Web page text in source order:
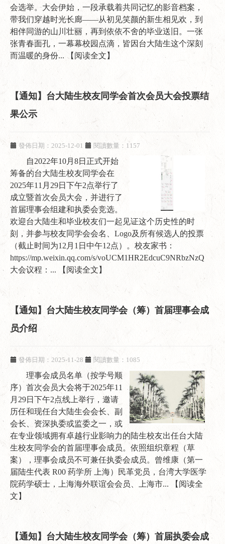
会选举。大会伊始，一段承载着共同记忆的影音档案，
带我们穿越时光长廊——从初见笑颜的新生相见欢，到
相伴同游的山川壮丽，再到依依不舍的毕业送旧。一张
张青春面孔，一幕幕校园点滴，皆因台大陆生这个深刻
而温暖的身份... 【阅读全文】
【通知】台大陆生校友同学会首次会员大会投票结
果公示
發佈日期：2025-12-01 閱讀數量：1157
自2022年10月8日正式开始
筹备的台大陆生校友同学会在
2025年11月29日下午2点举行了
成立暨首次会员大会，并进行了
首届理事会组建和执委会竞选。
欢迎台大陆生和毕业校友们一起见证这个历史性的时
刻，并参与校友同学会会名、Logo及所有候选人的投票
（截止时间为12月1日中午12点）。校友家书：
https://mp.weixin.qq.com/s/voUCM1HR2EdcuC9NRbzNzQ
大会议程：...
【阅读全文】
【通知】台大陆生校友同学会（筹）首届理事会成
员介绍
發佈日期：2025-11-28 閱讀數量：1085
理事会成员名单（按学号顺
序）首次会员大会将于2025年11
月29日下午2点线上举行，邀请
历任和现任台大陆生会会长、副
会长、资深执委或监委之一，或
在专业领域拥有卓越行业影响力的陆生校友出任台大陆
生校友同学会的首届理事会成员。依照组织章程（草
案），理事会成员不可兼任执委会成员。曾维康（第一
届陆生代表 R00 药学所 上海）民革党员，台湾大学医学
院药学硕士，上海海外联谊会会员、上海市...
【阅读全
文】
【通知】台大陆生校友同学会（筹）首届执委会成